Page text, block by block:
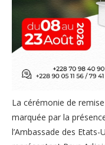
La cérémonie de
marquée par la
l’Ambassade des